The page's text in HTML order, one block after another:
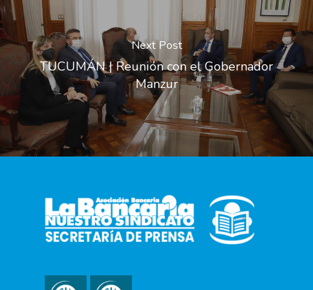
Next Post
TUCUMÁN | Reunión con el Gobernador
Manzur